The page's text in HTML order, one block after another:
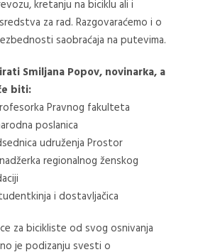
kretanju na biciklu ali i
za rad. Razgovaraćemo i o
saobraćaja na putevima.
Smiljana Popov, novinarka, a
biti:
Pravnog fakulteta
poslanica
udruženja Prostor
regionalnog ženskog
i dostavljačica
za bicikliste od svog osnivanja
je podizanju svesti o